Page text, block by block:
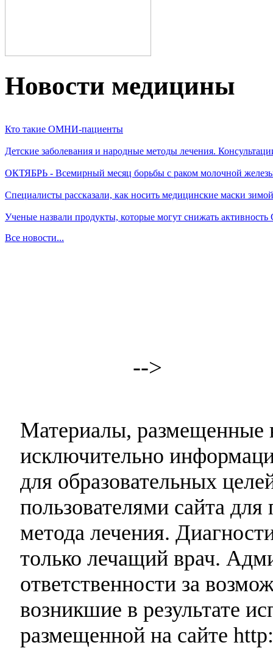
Новости медицины
Кто такие ОМНИ-пациенты
Детские заболевания и народные методы лечения.
ОКТЯБРЬ - Всемирный месяц борьбы с раком молочной
Специалисты рассказали, как носить медицинские маски зимой
Ученые назвали продукты, которые могут снижать
Все новости...
-->
Материалы, размещенные
исключительно
для образовательных
пользователями сайта
метода лечения.
только лечащий врач.
ответственности за
возникшие в результате
размещенной на сайте